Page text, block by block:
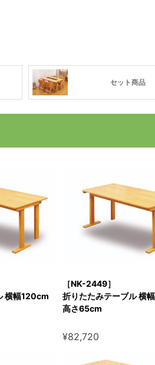
セット商品
横幅120cm
［NK-2449］
折りたたみテーブル 横
高さ65cm
¥82,720